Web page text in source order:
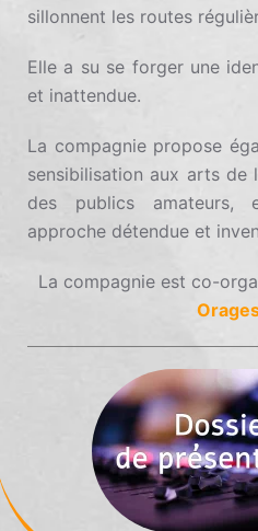
sillonnent les routes
Elle a su se forger une
et inattendue.
La compagnie propose
sensibilisation aux arts de
des publics amateurs,
approche détendue et
La compagnie est co-